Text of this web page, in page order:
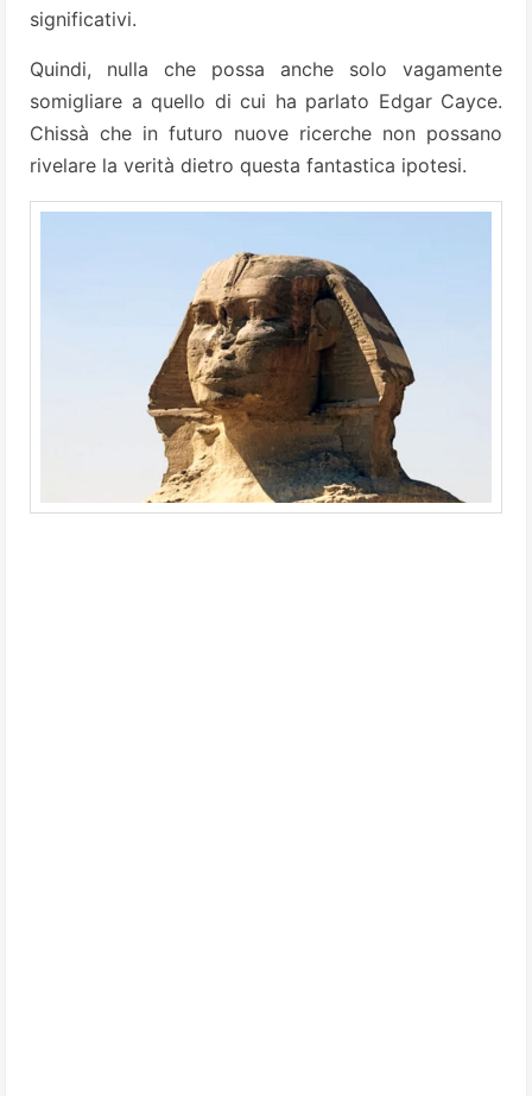
significativi.
Quindi, nulla che possa anche solo vagamente
somigliare a quello di cui ha parlato Edgar Cayce.
Chissà che in futuro nuove ricerche non possano
rivelare la verità dietro questa fantastica ipotesi.